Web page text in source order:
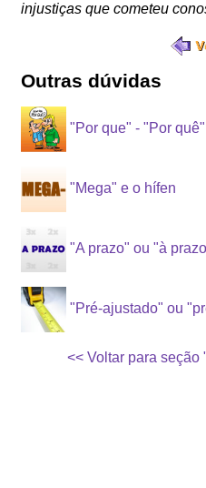
injustiças que cometeu
Outras dúvidas
"Por que" - "Por
"Mega" e o hífen
"A prazo" ou "à
"Pré-ajustado" ou
<< Voltar para